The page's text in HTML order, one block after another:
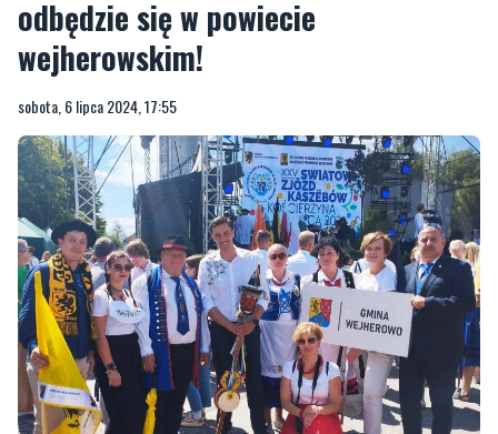
sobota, 6 lipca 2024, 17:55
ŹRÓDŁO: UG WEJHEROWO/FACEBOOK